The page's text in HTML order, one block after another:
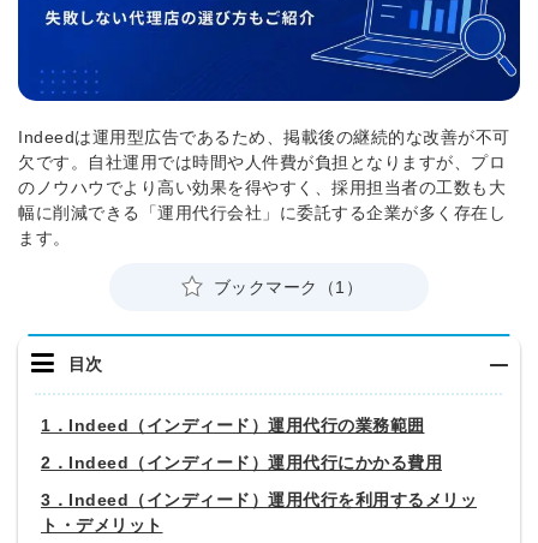
Indeedは運用型広告であるため、掲載後の継続的な改善が不可
欠です。自社運用では時間や人件費が負担となりますが、プロ
のノウハウでより高い効果を得やすく、採用担当者の工数も大
幅に削減できる「運用代行会社」に委託する企業が多く存在し
ます。
ブックマーク（1）
目次
1．Indeed（インディード）運用代行の業務範囲
2．Indeed（インディード）運用代行にかかる費用
3．Indeed（インディード）運用代行を利用するメリッ
ト・デメリット